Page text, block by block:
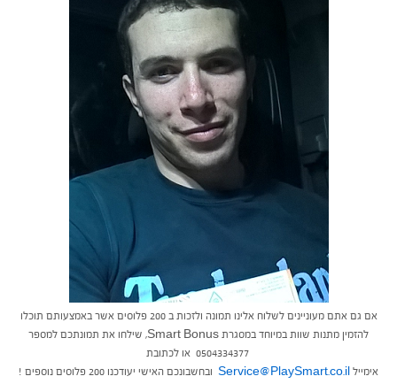
אם גם אתם מעוניינים לשלוח אלינו תמונה ולזכות ב 200 פלוסים אשר באמצעותם תוכלו
להזמין מתנות שוות במיוחד במסגרת Smart Bonus, שילחו את תמונתכם למספר
0504334377 או לכתובת
אימייל Service@PlaySmart.co.il ובחשבונכם האישי יעודכנו 200 פלוסים נוספים !